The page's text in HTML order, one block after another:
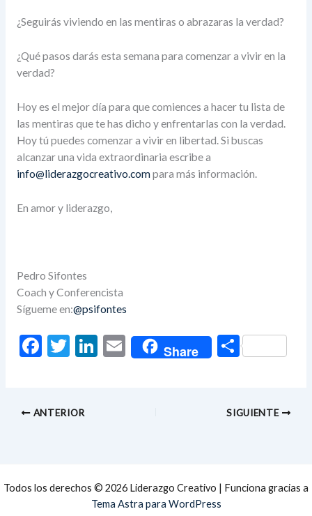
¿Seguirás viviendo en las mentiras o abrazaras la verdad?
¿Qué pasos darás esta semana para comenzar a vivir en la
verdad?
Hoy es el mejor día para que comiences a hacer tu lista de
las mentiras que te has dicho y enfrentarlas con la verdad.
Hoy tú puedes comenzar a vivir en libertad. Si buscas
alcanzar una vida extraordinaria escribe a
info@liderazgocreativo.compara más información.
En amor y liderazgo,
Pedro Sifontes
Coach y Conferencista
Sígueme en:@psifontes
F
b
k
T
er
Li E
Share
C
p
r
ANTERIOR SIGUIENTE
Todos los derechos © 2026 Liderazgo Creativo | Funciona gracias a
Tema Astra para WordPress